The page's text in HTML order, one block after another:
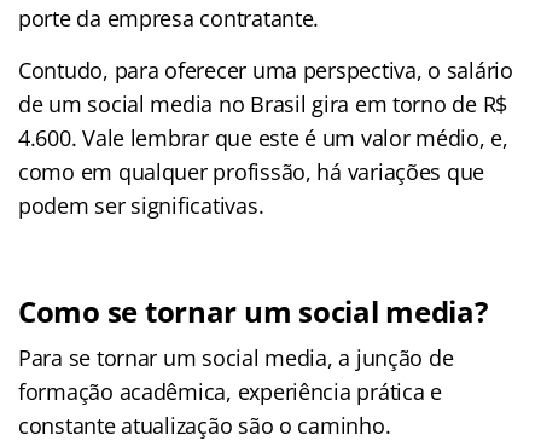
porte da empresa contratante.
Contudo, para oferecer uma perspectiva, o salário
de um social media no Brasil gira em torno de R$
4.600. Vale lembrar que este é um valor médio, e,
como em qualquer profissão, há variações que
podem ser significativas.
Como se tornar um social media?
Para se tornar um social media, a junção de
formação acadêmica, experiência prática e
constante atualização são o caminho.